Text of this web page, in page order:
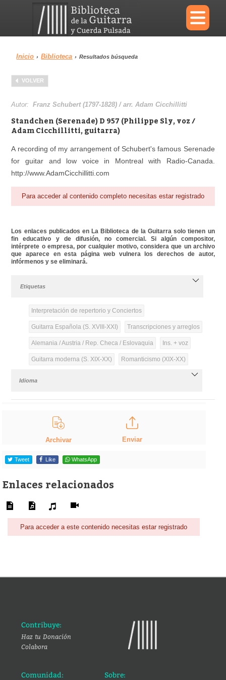
×
Menu
Biblioteca Diccionario
Área personal
Inicio › Biblioteca › Resultados búsqueda
VOLVER
Autor:Franz Schubert (1797-1828) / arr. Adam Cicchillitti
Standchen (Serenade) D 957 (Philippe Sly, voz /
Adam Cicchillitti, guitarra)
A recording of my arrangement of Schubert's famous Serenade
for guitar and low voice in Montreal with Radio-Canada.
http://www.AdamCicchillitti.com
Para acceder al contenido completo necesitas estar registrado
Los enlaces publicados en La Biblioteca de la Guitarra solo tienen un
fin educativo y de difusión, no comercial. Si algún compositor,
intérprete o empresa, por cualquier motivo, considera que un archivo
que aparece en esta página web vulnera los derechos de autor,
infórmenos y se eliminará.
Etiquetas
Interpretación de repertorio y Conciertos
Guitarra Española (S. XVIII-XXI) Transcripciones y arreglos
Alemania / Austria / Rep. Checa / Eslovaquia Ins. + voz
Guitarra moderna (S. XIX-XX) Romanticismo (XIX-XX)
Idioma
Archivar Enviar
Tweet Like WhatsApp
Enlaces relacionados
Para acceder a este contenido necesitas estar registrado
Contribuye:
Haz tu Donación
Colabora
Comunidad: Sobre: